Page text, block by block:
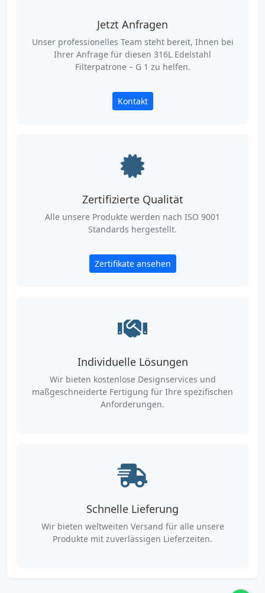
Jetzt Anfragen
Unser professionelles Team steht bereit, Ihnen bei
Ihrer Anfrage für diesen 316L Edelstahl
Filterpatrone – G 1 zu helfen.
Kontakt
Zertifizierte Qualität
Alle unsere Produkte werden nach ISO 9001
Standards hergestellt.
Zertifikate ansehen
Individuelle Lösungen
Wir bieten kostenlose Designservices und
maßgeschneiderte Fertigung für Ihre spezifischen
Anforderungen.
Schnelle Lieferung
Wir bieten weltweiten Versand für alle unsere
Produkte mit zuverlässigen Lieferzeiten.